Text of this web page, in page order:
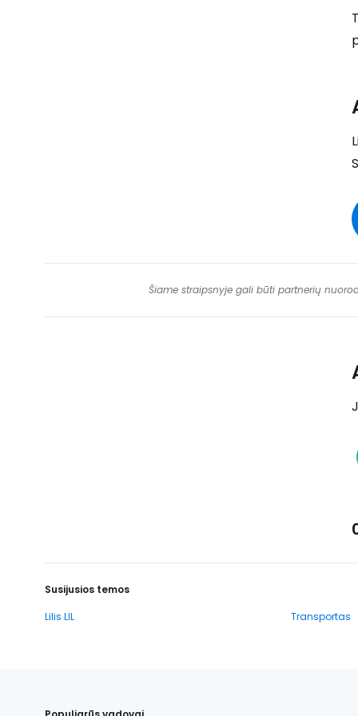
Šiame straipsnyje gali būti partnerių
Susijusios temos
Lilis LIL
Transportas